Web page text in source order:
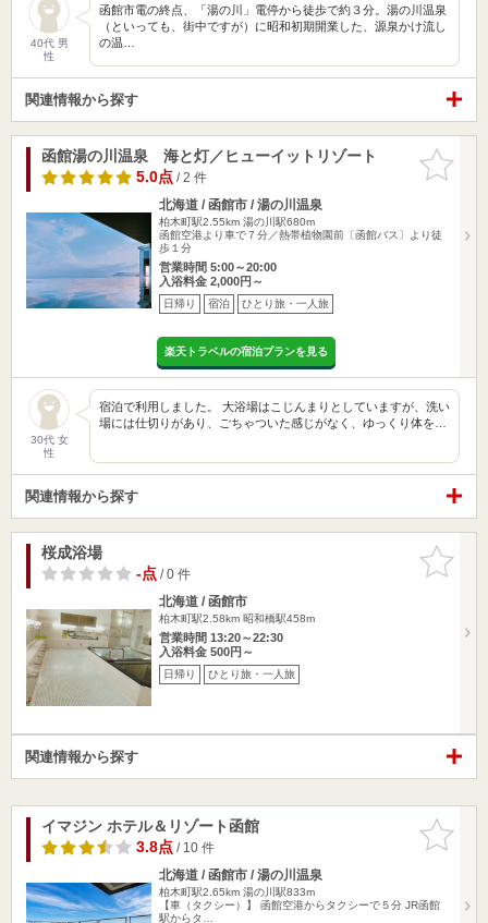
40代 男
性
函館市電の終点、「湯の川」電停から徒歩で約３分。湯の川温泉
（といっても、街中ですが）に昭和初期開業した、源泉かけ流し
の温…
関連情報から探す
お気に入
りに追加
函館湯の川温泉 海と灯／ヒューイットリゾート
5.0点/ 2 件
北海道 / 函館市 / 湯の川温泉
柏木町駅2.55km 湯の川駅680m
函館空港より車で７分／熱帯植物園前〔函館バス〕より徒
歩１分
営業時間 5:00～20:00
入浴料金 2,000円～
日帰り 宿泊 ひとり旅・一人旅
楽天トラベルの宿泊プランを見る
30代 女
性
宿泊で利用しました。 大浴場はこじんまりとしていますが、洗い
場には仕切りがあり、ごちゃついた感じがなく、ゆっくり体を…
関連情報から探す
お気に入
りに追加
桜成浴場
-点/ 0 件
北海道 / 函館市
柏木町駅2.58km 昭和橋駅458m
営業時間 13:20～22:30
入浴料金 500円～
日帰り ひとり旅・一人旅
関連情報から探す
お気に入
りに追加
イマジン ホテル＆リゾート函館
3.8点/ 10 件
北海道 / 函館市 / 湯の川温泉
柏木町駅2.65km 湯の川駅833m
【車（タクシー）】 函館空港からタクシーで５分 JR函館
駅からタ…